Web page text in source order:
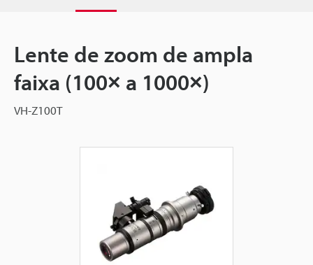
Lente de zoom de ampla
faixa (100× a 1000×)
VH-Z100T